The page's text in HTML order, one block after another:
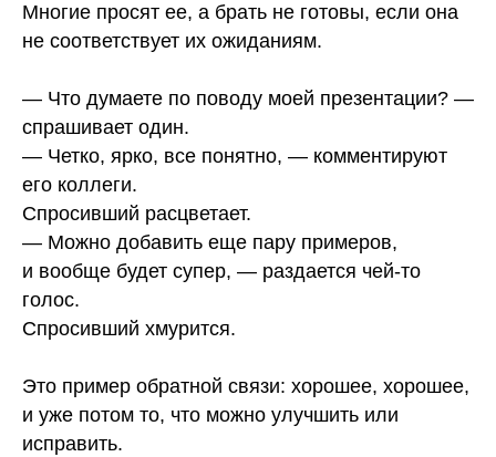
Многие просят ее, а брать не готовы, если она
не соответствует их ожиданиям.
— Что думаете по поводу моей презентации? —
спрашивает один.
— Четко, ярко, все понятно, — комментируют
его коллеги.
Спросивший расцветает.
— Можно добавить еще пару примеров,
и вообще будет супер, — раздается чей-то
голос.
Спросивший хмурится.
Это пример обратной связи: хорошее, хорошее,
и уже потом то, что можно улучшить или
исправить.